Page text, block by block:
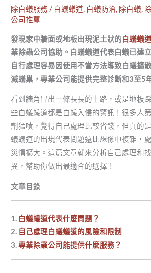
除白蟻服務 / 白蟻蟻道, 白蟻防治, 除白蟻,
公司推薦
發現家中牆面或地板出現泥土狀的白蟻蟻道
業除蟲公司協助。白蟻蟻道代表白蟻已建
自行處理容易因使用不當方法導致白蟻擴
滅蟻巢，專業公司能提供完整診斷和3至5
看到牆角冒出一條長長的土路，或是地板
些白蟻蟻道都是白蟻入侵的警訊！很多人
劑猛噴，覺得自己處理比較省錢，但真的
蟻蟻道的出現代表問題遠比想像中複雜，
災情擴大。這篇文章就來分析自己處理和
異，幫助你做出最適合的選擇！
文章目錄
1. 白蟻蟻道代表什麼問題？
2. 自己處理白蟻蟻道的風險和限制
3.專業除蟲公司能提供什麼服務？